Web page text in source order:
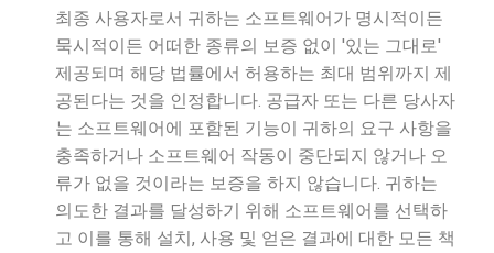
최종 사용자로서 귀하는 소프트웨어가 명시적이든
묵시적이든 어떠한 종류의 보증 없이 '있는 그대로'
제공되며 해당 법률에서 허용하는 최대 범위까지 제
공된다는 것을 인정합니다. 공급자 또는 다른 당사자
는 소프트웨어에 포함된 기능이 귀하의 요구 사항을
충족하거나 소프트웨어 작동이 중단되지 않거나 오
류가 없을 것이라는 보증을 하지 않습니다. 귀하는
의도한 결과를 달성하기 위해 소프트웨어를 선택하
고 이를 통해 설치, 사용 및 얻은 결과에 대한 모든 책